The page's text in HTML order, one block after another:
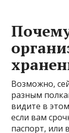
Возможно,
разным
видите в
если вам
паспорт, или